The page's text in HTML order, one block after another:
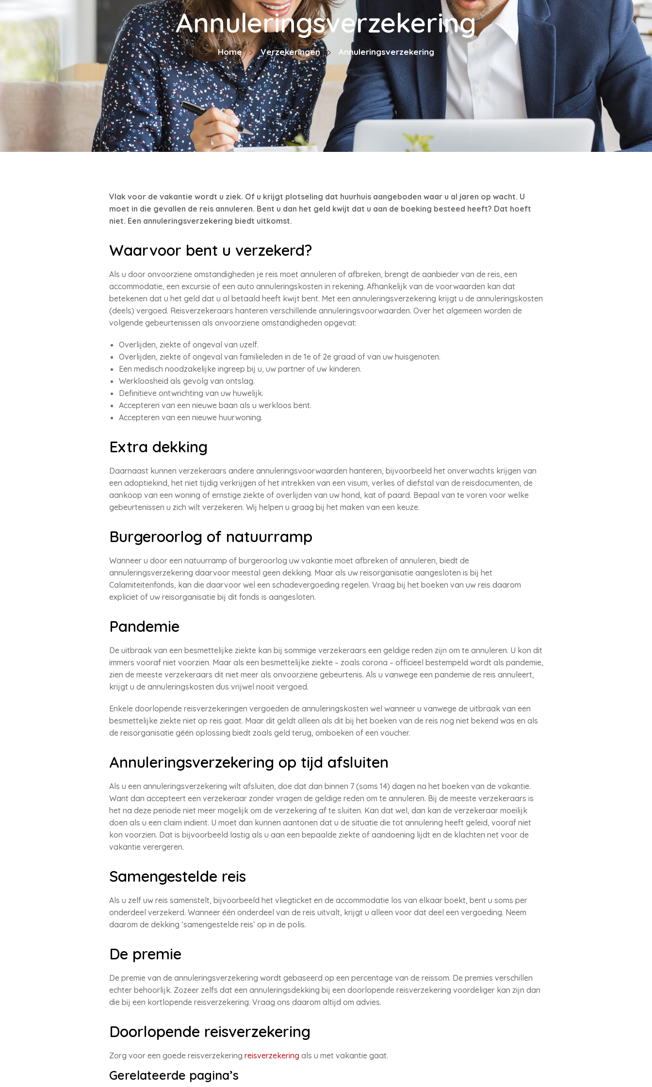
Annuleringsverzekering
Home Verzekeringen Annuleringsverzekering
Vlak voor de vakantie wordt u ziek. Of u krijgt plotseling dat huurhuis aangeboden waar u al jaren op wacht. U
moet in die gevallen de reis annuleren. Bent u dan het geld kwijt dat u aan de boeking besteed heeft? Dat hoeft
niet. Een annuleringsverzekering biedt uitkomst.
Waarvoor bent u verzekerd?
Als u door onvoorziene omstandigheden je reis moet annuleren of afbreken, brengt de aanbieder van de reis, een
accommodatie, een excursie of een auto annuleringskosten in rekening. Afhankelijk van de voorwaarden kan dat
betekenen dat u het geld dat u al betaald heeft kwijt bent. Met een annuleringsverzekering krijgt u de annuleringskosten
(deels) vergoed. Reisverzekeraars hanteren verschillende annuleringsvoorwaarden. Over het algemeen worden de
volgende gebeurtenissen als onvoorziene omstandigheden opgevat:
Overlijden, ziekte of ongeval van uzelf.
Overlijden, ziekte of ongeval van familieleden in de 1e of 2e graad of van uw huisgenoten.
Een medisch noodzakelijke ingreep bij u, uw partner of uw kinderen.
Werkloosheid als gevolg van ontslag.
Definitieve ontwrichting van uw huwelijk.
Accepteren van een nieuwe baan als u werkloos bent.
Accepteren van een nieuwe huurwoning.
Extra dekking
Daarnaast kunnen verzekeraars andere annuleringsvoorwaarden hanteren, bijvoorbeeld het onverwachts krijgen van
een adoptiekind, het niet tijdig verkrijgen of het intrekken van een visum, verlies of diefstal van de reisdocumenten, de
aankoop van een woning of ernstige ziekte of overlijden van uw hond, kat of paard. Bepaal van te voren voor welke
gebeurtenissen u zich wilt verzekeren. Wij helpen u graag bij het maken van een keuze.
Burgeroorlog of natuurramp
Wanneer u door een natuurramp of burgeroorlog uw vakantie moet afbreken of annuleren, biedt de
annuleringsverzekering daarvoor meestal geen dekking. Maar als uw reisorganisatie aangesloten is bij het
Calamiteitenfonds, kan die daarvoor wel een schadevergoeding regelen. Vraag bij het boeken van uw reis daarom
expliciet of uw reisorganisatie bij dit fonds is aangesloten.
Pandemie
De uitbraak van een besmettelijke ziekte kan bij sommige verzekeraars een geldige reden zijn om te annuleren. U kon dit
immers vooraf niet voorzien. Maar als een besmettelijke ziekte – zoals corona – officieel bestempeld wordt als pandemie,
zien de meeste verzekeraars dit niet meer als onvoorziene gebeurtenis. Als u vanwege een pandemie de reis annuleert,
krijgt u de annuleringskosten dus vrijwel nooit vergoed.
Enkele doorlopende reisverzekeringen vergoeden de annuleringskosten wel wanneer u vanwege de uitbraak van een
besmettelijke ziekte niet op reis gaat. Maar dit geldt alleen als dit bij het boeken van de reis nog niet bekend was en als
de reisorganisatie géén oplossing biedt zoals geld terug, omboeken of een voucher.
Annuleringsverzekering op tijd afsluiten
Als u een annuleringsverzekering wilt afsluiten, doe dat dan binnen 7 (soms 14) dagen na het boeken van de vakantie.
Want dan accepteert een verzekeraar zonder vragen de geldige reden om te annuleren. Bij de meeste verzekeraars is
het na deze periode niet meer mogelijk om de verzekering af te sluiten. Kan dat wel, dan kan de verzekeraar moeilijk
doen als u een claim indient. U moet dan kunnen aantonen dat u de situatie die tot annulering heeft geleid, vooraf niet
kon voorzien. Dat is bijvoorbeeld lastig als u aan een bepaalde ziekte of aandoening lijdt en de klachten net voor de
vakantie verergeren.
Samengestelde reis
Als u zelf uw reis samenstelt, bijvoorbeeld het vliegticket en de accommodatie los van elkaar boekt, bent u soms per
onderdeel verzekerd. Wanneer één onderdeel van de reis uitvalt, krijgt u alleen voor dat deel een vergoeding. Neem
daarom de dekking ‘samengestelde reis’ op in de polis.
De premie
De premie van de annuleringsverzekering wordt gebaseerd op een percentage van de reissom. De premies verschillen
echter behoorlijk. Zozeer zelfs dat een annuleringsdekking bij een doorlopende reisverzekering voordeliger kan zijn dan
die bij een kortlopende reisverzekering. Vraag ons daarom altijd om advies.
Doorlopende reisverzekering
Zorg voor een goede reisverzekering reisverzekering als u met vakantie gaat.
Gerelateerde pagina’s